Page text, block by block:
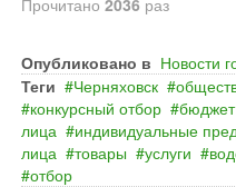
Прочитано 2036 раз
Опубликовано в Новости
Теги
Черняховск
конкурсный отбор
бюджет
лица
индивидуальные
лица
товары услуги
отбор